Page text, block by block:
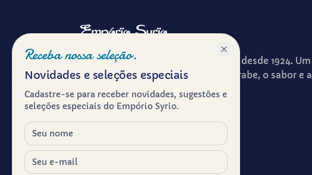
Patrimônio gastronômico e cultural desde 1924. Um
ponto de encontro entre a cultura árabe, o sabor e a
experiência de receber à mesa.
Herança viva.
Receba nossa seleção.
Novidades e seleções especiais
Cadastre-se para receber novidades, sugestões e
seleções especiais do Empório Syrio.
Nome
E-mail